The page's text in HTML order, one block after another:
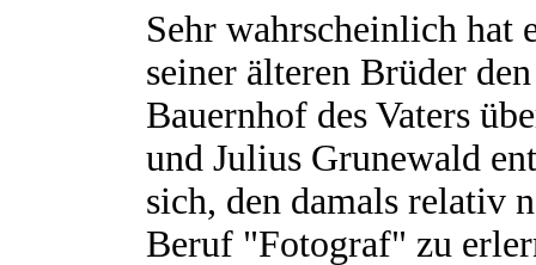
Sehr wahrscheinlich hat
seiner älteren Brüder den
Bauernhof des Vaters
und Julius Grunewald
sich, den damals relativ
Beruf "Fotograf" zu